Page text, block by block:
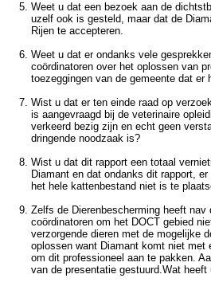
Weet u dat een bezoek aan de
uzelf ook is gesteld, maar dat de
Rijen te accepteren.
Weet u dat er ondanks vele
coördinatoren over het oplossen van
toezeggingen van de gemeente dat er
Wist u dat er ten einde raad op
is aangevraagd bij de veterinaire
verkeerd bezig zijn en echt geen
dringende noodzaak is?
Wist u dat dit rapport een totaal
Diamant en dat ondanks dit rapport,
het hele kattenbestand niet is te
Zelfs de Dierenbescherming heeft
coördinatoren om het DOCT gebied
verzorgende dieren met de mogelijke
oplossen want Diamant komt niet
om dit professioneel aan te pakken.
van de presentatie gestuurd.Wat